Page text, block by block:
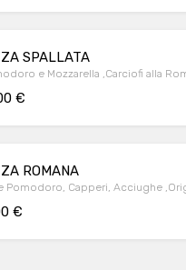
SPALLATA
e Mozzarella ,Carciofi alla
€
ROMANA
Pomodoro, Capperi, Acciughe
€